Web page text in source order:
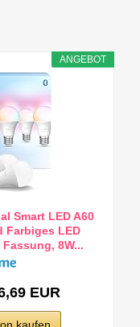
ANGEBOT
Smart LED A60
Farbiges LED
8W...
EUR